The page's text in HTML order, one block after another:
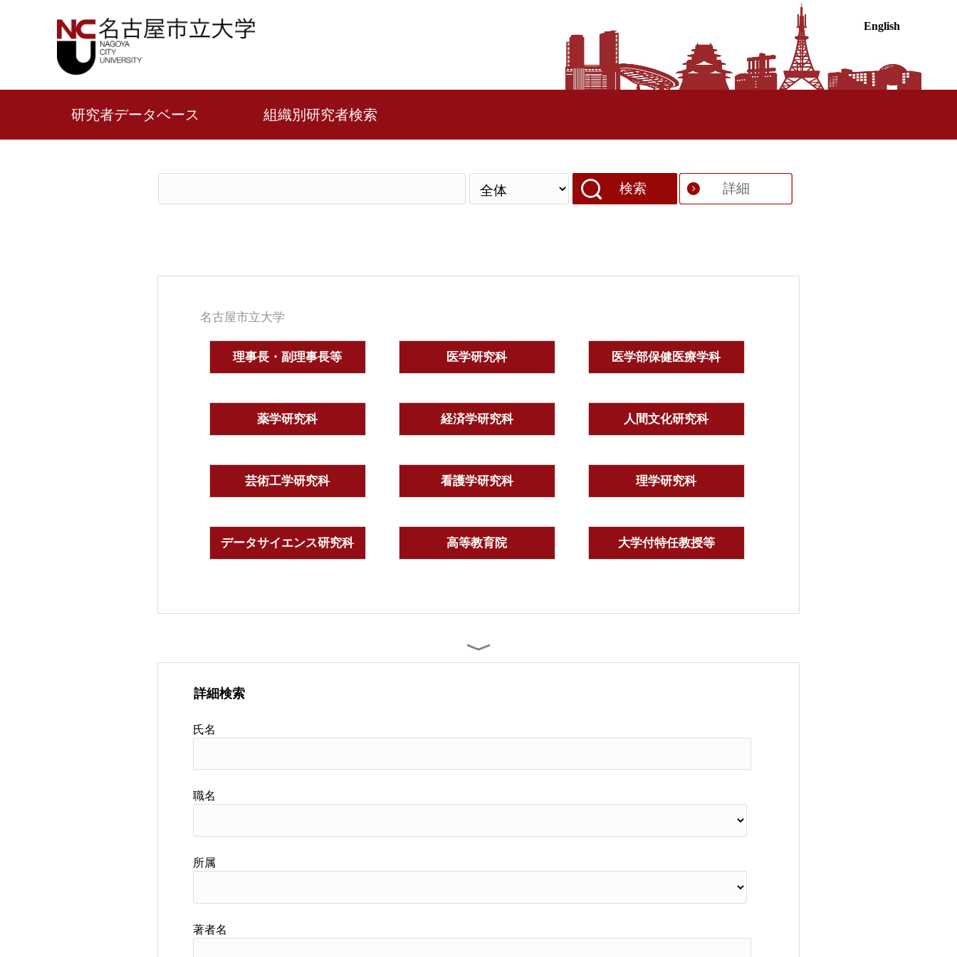
English
研究者データベース 組織別研究者検索
検索 詳細
名古屋市立大学
理事長・副理事長等 医学研究科 医学部保健医療学科
薬学研究科 経済学研究科 人間文化研究科
芸術工学研究科 看護学研究科 理学研究科
データサイエンス研究科 高等教育院 大学付特任教授等
詳細検索
氏名
職名
所属
著者名